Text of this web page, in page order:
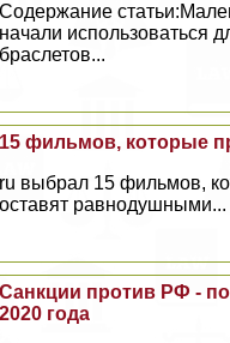
Содержание
начали использоваться
браслетов...
15 фильмов, которые
ru выбрал 15 фильмов,
оставят равнодушными...
Санкции против РФ -
2020 года